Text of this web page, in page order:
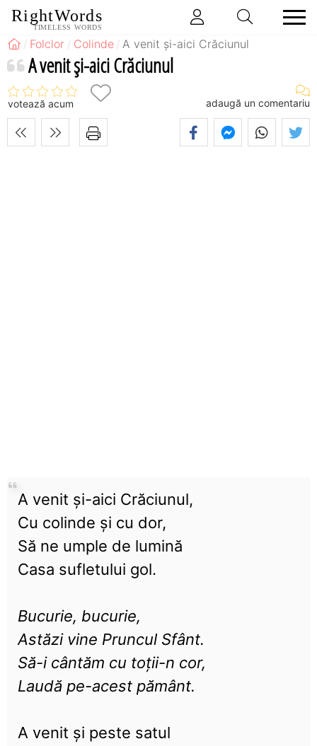
RightWords
TIMELESS WORDS
Folclor Colinde A venit și-aici Crăciunul
A venit și-aici Crăciunul
votează acum adaugă un comentariu
A venit și-aici Crăciunul,
Cu colinde și cu dor,
Să ne umple de lumină
Casa sufletului gol.
Bucurie, bucurie,
Astăzi vine Pruncul Sfânt.
Să-i cântăm cu toții-n cor,
Laudă pe-acest pământ.
A venit și peste satul